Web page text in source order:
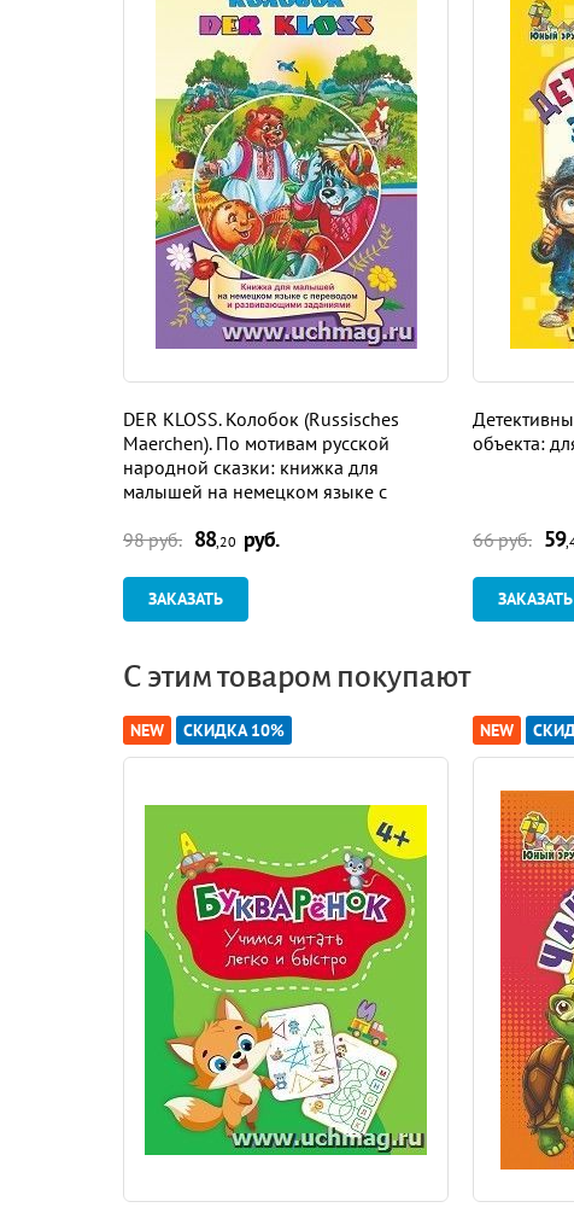
DER KLOSS. Колобок (Russisches
Maerchen). По мотивам русской
народной сказки: книжка для
малышей на немецком языке с
заданиями
98 руб. 88,20 руб.
ЗАКАЗАТЬ
объекта:
66 руб. 59
ЗАКАЗАТЬ
С этим товаром покупают
NEW СКИДКА 10% NEW